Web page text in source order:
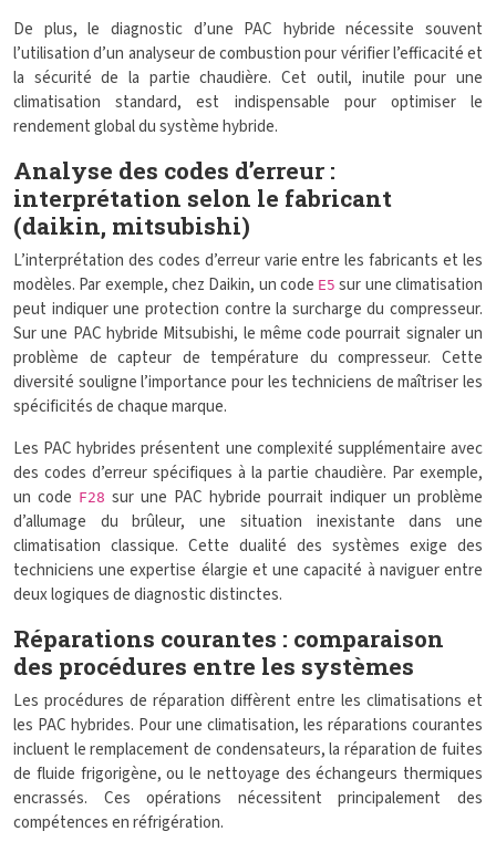
De plus, le diagnostic d’une PAC hybride nécessite souvent
l’utilisation d’un analyseur de combustion pour vérifier l’efficacité et
la sécurité de la partie chaudière. Cet outil, inutile pour une
climatisation standard, est indispensable pour optimiser le
rendement global du système hybride.
Analyse des codes d’erreur :
interprétation selon le fabricant
(daikin, mitsubishi)
L’interprétation des codes d’erreur varie entre les fabricants et les
modèles. Par exemple, chez Daikin, un code E5 sur une climatisation
peut indiquer une protection contre la surcharge du compresseur.
Sur une PAC hybride Mitsubishi, le même code pourrait signaler un
problème de capteur de température du compresseur. Cette
diversité souligne l’importance pour les techniciens de maîtriser les
spécificités de chaque marque.
Les PAC hybrides présentent une complexité supplémentaire avec
des codes d’erreur spécifiques à la partie chaudière. Par exemple,
un code F28 sur une PAC hybride pourrait indiquer un problème
d’allumage du brûleur, une situation inexistante dans une
climatisation classique. Cette dualité des systèmes exige des
techniciens une expertise élargie et une capacité à naviguer entre
deux logiques de diagnostic distinctes.
Réparations courantes : comparaison
des procédures entre les systèmes
Les procédures de réparation diffèrent entre les climatisations et
les PAC hybrides. Pour une climatisation, les réparations courantes
incluent le remplacement de condensateurs, la réparation de fuites
de fluide frigorigène, ou le nettoyage des échangeurs thermiques
encrassés. Ces opérations nécessitent principalement des
compétences en réfrigération.